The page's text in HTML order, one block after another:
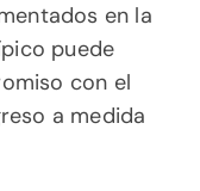
en la
puede
con el
a medida